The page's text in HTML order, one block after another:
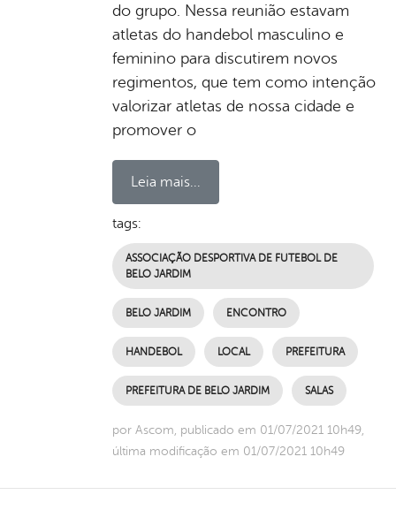
do grupo. Nessa reunião estavam
atletas do handebol masculino e
feminino para discutirem novos
regimentos, que tem como intenção
valorizar atletas de nossa cidade e
promover o
Leia mais...
tags:
ASSOCIAÇÃO DESPORTIVA DE FUTEBOL DE
BELO JARDIM
BELO JARDIM ENCONTRO
HANDEBOL LOCAL PREFEITURA
PREFEITURA DE BELO JARDIM SALAS
por Ascom, publicado em 01/07/2021 10h49,
última modificação em 01/07/2021 10h49